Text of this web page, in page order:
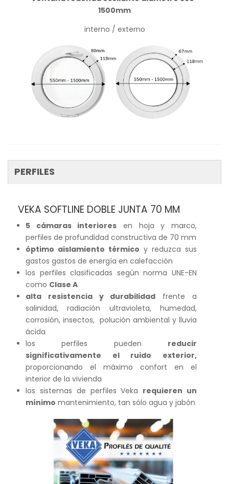
1500mm
interno / externo
PERFILES
VEKA SOFTLINE DOBLE JUNTA 70 MM
5 cámaras interiores en hoja y marco,
perfiles de profundidad constructiva de 70 mm
óptimo aislamiento térmico y reduzca sus
gastos gastos de energía en calefacción
los perfiles clasificadas según norma UNE-EN
como Clase A
alta resistencia y durabilidad frente a
salinidad, radiación ultravioleta, humedad,
corrosión, insectos, polución ambiental y lluvia
ácida
los perfiles pueden reducir
significativamente el ruido exterior,
proporcionando el máximo confort en el
interior de la vivienda
los sistemas de perfiles Veka requieren un
mínimo mantenimiento, tan sólo agua y jabón